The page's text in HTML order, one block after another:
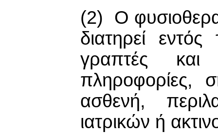
(2) Ο
διατηρεί
γραπτές και
πληροφορίες,
ασθενή,
ιατρικών ή